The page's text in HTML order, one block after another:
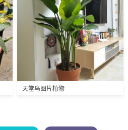
天堂鸟图片植物